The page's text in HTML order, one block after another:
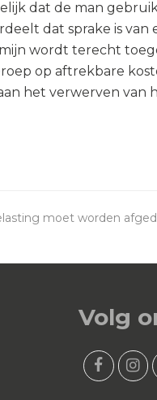
dat de man
dat sprake is van
wordt terecht
op aftrekbare
het verwerven van
moet worden
Volg
F